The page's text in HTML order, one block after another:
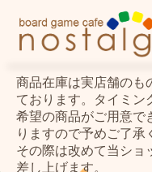
商品在庫は実店舗のも
ております。タイミン
希望の商品がご用意で
りますので予めご了承
その際は改めて当ショ
差し上げます。